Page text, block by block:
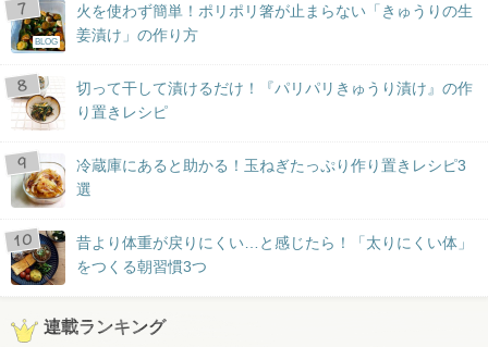
BLOG
火を使わず簡単！ポリポリ箸が止まらない「きゅうりの生
姜漬け」の作り方
切って干して漬けるだけ！『パリパリきゅうり漬け』の作
り置きレシピ
冷蔵庫にあると助かる！玉ねぎたっぷり作り置きレシピ3
選
昔より体重が戻りにくい…と感じたら！「太りにくい体」
をつくる朝習慣3つ
連載ランキング